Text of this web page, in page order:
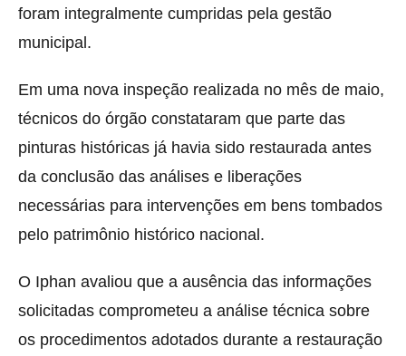
foram integralmente cumpridas pela gestão
municipal.
Em uma nova inspeção realizada no mês de maio,
técnicos do órgão constataram que parte das
pinturas históricas já havia sido restaurada antes
da conclusão das análises e liberações
necessárias para intervenções em bens tombados
pelo patrimônio histórico nacional.
O Iphan avaliou que a ausência das informações
solicitadas comprometeu a análise técnica sobre
os procedimentos adotados durante a restauração